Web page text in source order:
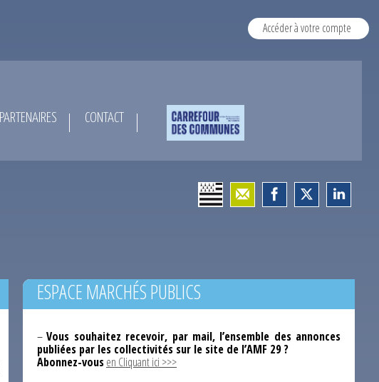
Accéder à votre compte
PARTENAIRES CONTACT
ESPACE MARCHÉS PUBLICS
–Vous souhaitez recevoir, par mail, l’ensemble des annonces
publiées par les collectivités sur le site de l’AMF 29 ?
Abonnez-vousen Cliquant ici >>>